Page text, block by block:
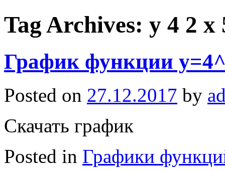
Tag Archives: y 4 2 x
График функции
Posted on 27.12.2017 by
Скачать график
Posted in Графики